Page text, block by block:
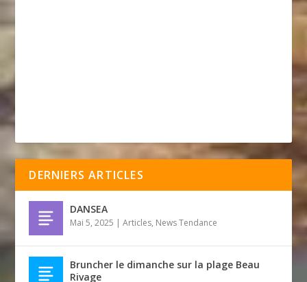
DERNIERS ARTICLES
DANSEA
Mai 5, 2025 |Articles, News Tendance
Bruncher le dimanche sur la plage Beau
Rivage